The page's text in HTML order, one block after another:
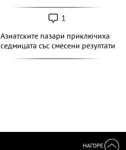
1
Азиатските пазари приключиха
седмицата със смесени резултати
НАГОРЕ